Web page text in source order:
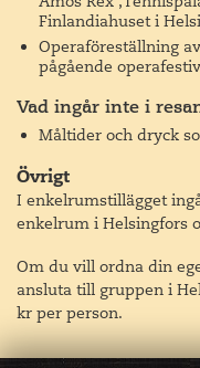
Finne som hade
arbetsplats.
Dag 3
Vi lämnar vårt hotell
centrala biblioteket
byggts av
Finlandiahuset i
Operaföreställning
pågående
Vad ingår inte i
Måltider och dryck
Övrigt
I enkelrumstillägget
enkelrum i Helsingfors
Om du vill ordna din
ansluta till gruppen i
kr per person.